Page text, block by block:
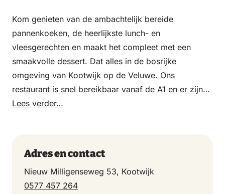
Kom genieten van de ambachtelijk bereide
pannenkoeken, de heerlijkste lunch- en
vleesgerechten en maakt het compleet met een
smaakvolle dessert. Dat alles in de bosrijke
omgeving van Kootwijk op de Veluwe. Ons
restaurant is snel bereikbaar vanaf de A1 en er zijn
genoeg parkeerplaatsen.
Lees verder…
Adres en contact
Nieuw Milligenseweg 53, Kootwijk
0577 457 264